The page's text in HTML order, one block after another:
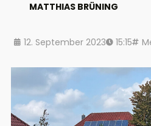
MATTHIAS BRÜNING
12. September 2023 15:15